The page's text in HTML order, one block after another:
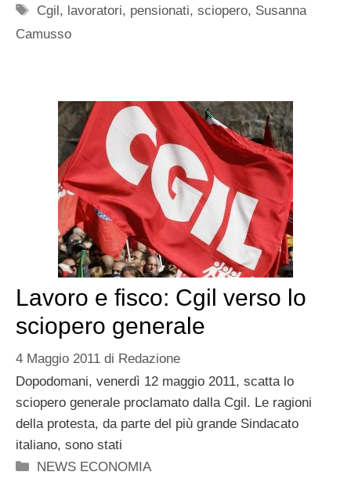
Tag
Cgil , lavoratori, pensionati,sciopero, Susanna
Camusso
Lavoro e fisco: Cgil verso lo
sciopero generale
4 Maggio 2011 di Redazione
Dopodomani, venerdì 12 maggio 2011, scatta lo
sciopero generale proclamato dalla Cgil. Le ragioni
della protesta, da parte del più grande Sindacato
italiano, sono stati
Categorie
NEWS ECONOMIA